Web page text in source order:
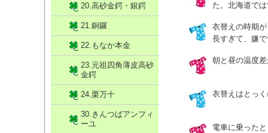
た。北海道で
衣替えの時期
長すぎて、嫌
朝と昼の温度
衣替えはとっ
電車に乗った
20.高砂金鍔・銀鍔
21.銅鑼
22.もなか本金
23.元祖四角薄皮高砂
金鍔
24.栗万十
30.きんつばアンフィ
ーユ